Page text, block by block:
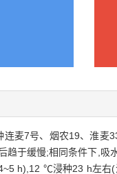
连麦7号、烟农19、淮
趋于缓慢;相同条件下,
h),12 ℃浸种23 h左